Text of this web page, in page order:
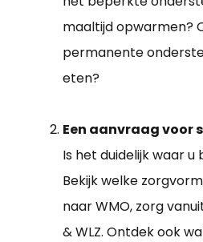
maaltijd opwarmen?
permanente
eten?
Een aanvraag voor
Is het duidelijk waar
Bekijk welke
naar WMO, zorg
& WLZ. Ontdek ook